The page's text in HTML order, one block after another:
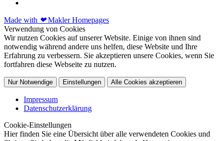
Made with ❤Makler Homepages
Verwendung von Cookies
Wir nutzen Cookies auf unserer Website. Einige von ihnen sind
notwendig während andere uns helfen, diese Website und Ihre
Erfahrung zu verbessern. Sie akzeptieren unsere Cookies, wenn Sie
fortfahren diese Webseite zu nutzen.
Nur Notwendige Einstellungen Alle Cookies akzeptieren
Impressum
Datenschutzerklärung
Cookie-Einstellungen
Hier finden Sie eine Übersicht über alle verwendeten Cookies und